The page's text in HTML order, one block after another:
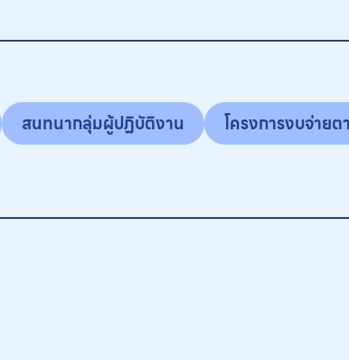
สนทนากลุ่มผู้ปฏิบัติงาน โครงการงบจ่าย